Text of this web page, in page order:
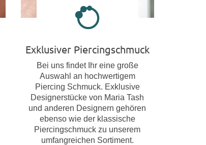
Exklusiver Piercingschmuck
Bei uns findet Ihr eine große
Auswahl an hochwertigem
Piercing Schmuck. Exklusive
Designerstücke von Maria Tash
und anderen Designern gehören
ebenso wie der klassische
Piercingschmuck zu unserem
umfangreichen Sortiment.